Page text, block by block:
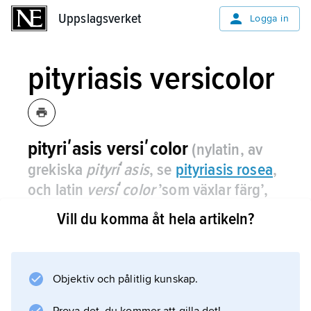
Uppslagsverket Logga in
pityriasis versicolor
pityriʹasis versiʹcolor (nylatin, av
grekiska pityriʹasis, se pityriasis rosea,
och latin versiʹcolor’som växlar färg’,
’brokig’) ,
vanlig hudsvampinfektion på
bålen, vilken huvudsakligen har
Infektionen orsakas av en jästliknande svamp,
Vill du komma åt hela artikeln?
Objektiv och pålitlig kunskap.